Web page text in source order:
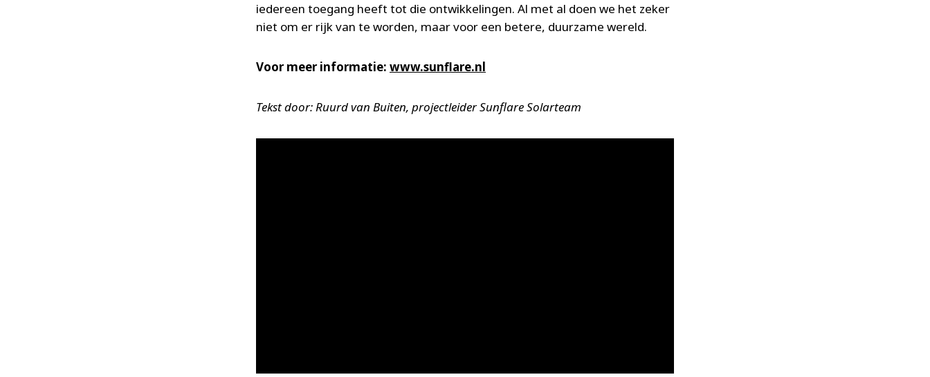
iedereen toegang heeft tot die ontwikkelingen. Al met al doen we het zeker
niet om er rijk van te worden, maar voor een betere, duurzame wereld.
Voor meer informatie: www.sunflare.nl
Tekst door: Ruurd van Buiten, projectleider Sunflare Solarteam